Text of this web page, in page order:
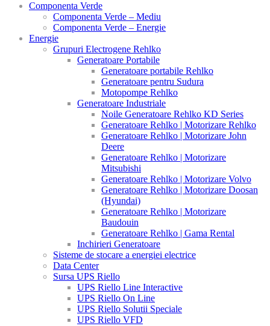
Componenta Verde
Componenta Verde – Mediu
Componenta Verde – Energie
Energie
Grupuri Electrogene Rehlko
Generatoare Portabile
Generatoare portabile Rehlko
Generatoare pentru Sudura
Motopompe Rehlko
Generatoare Industriale
Noile Generatoare Rehlko KD Series
Generatoare Rehlko | Motorizare Rehlko
Generatoare Rehlko | Motorizare John
Deere
Generatoare Rehlko | Motorizare
Mitsubishi
Generatoare Rehlko | Motorizare Volvo
Generatoare Rehlko | Motorizare Doosan
(Hyundai)
Generatoare Rehlko | Motorizare
Baudouin
Generatoare Rehlko | Gama Rental
Inchirieri Generatoare
Sisteme de stocare a energiei electrice
Data Center
Sursa UPS Riello
UPS Riello Line Interactive
UPS Riello On Line
UPS Riello Solutii Speciale
UPS Riello VFD